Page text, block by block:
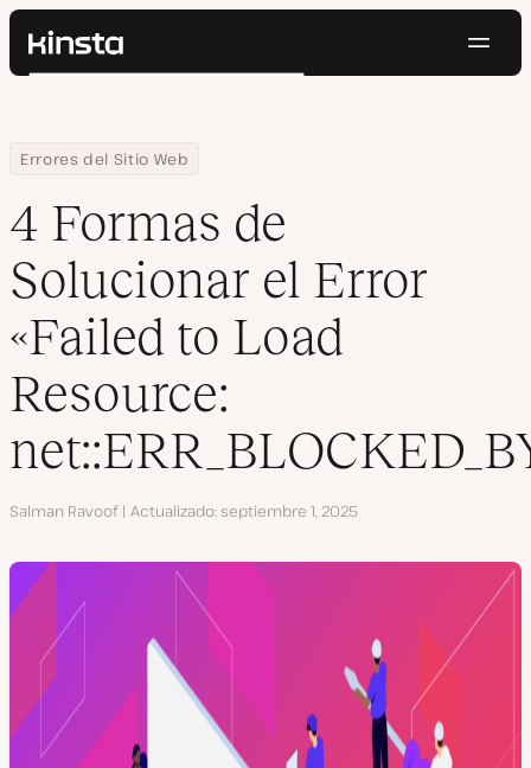
Kinsta®
Precios
Contacto
Buscar
Home
Centro de Recursos
Blog
Errores del Sitio Web
4 Formas de Solucionar el Error «Failed to Load Resource:
4 Formas de
Solucionar el Error
«Failed to Load
Resource:
Autor
Salman Ravoof Actualizado septiembre 1, 2025